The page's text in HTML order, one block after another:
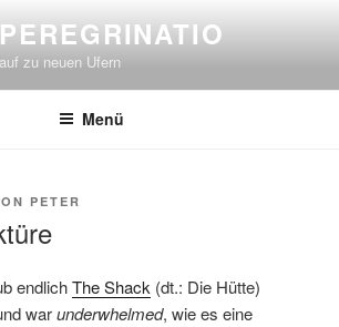
PEREGRINATIO
auf zu neuen Ufern
Menü
PETER
endlichThe Shack (dt.: Die Hütte)
warunderwhelmed, wie es eine